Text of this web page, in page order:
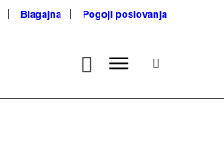
Blagajna Pogoji poslovanja